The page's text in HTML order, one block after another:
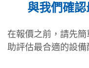
與我們確
在報價之前，請先
助評估最合適的設備